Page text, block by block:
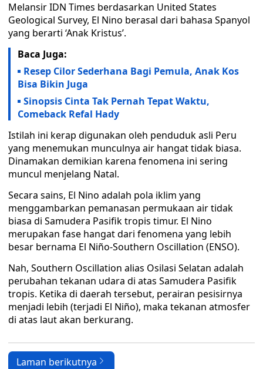
Melansir IDN Times berdasarkan United States
Geological Survey, El Nino berasal dari bahasa Spanyol
yang berarti ‘Anak Kristus’.
Baca Juga:
Resep Cilor Sederhana Bagi Pemula, Anak Kos
Bisa Bikin Juga
Sinopsis Cinta Tak Pernah Tepat Waktu,
Comeback Refal Hady
Istilah ini kerap digunakan oleh penduduk asli Peru
yang menemukan munculnya air hangat tidak biasa.
Dinamakan demikian karena fenomena ini sering
muncul menjelang Natal.
Secara sains, El Nino adalah pola iklim yang
menggambarkan pemanasan permukaan air tidak
biasa di Samudera Pasifik tropis timur. El Nino
merupakan fase hangat dari fenomena yang lebih
besar bernama El Niño-Southern Oscillation (ENSO).
Nah, Southern Oscillation alias Osilasi Selatan adalah
perubahan tekanan udara di atas Samudera Pasifik
tropis. Ketika di daerah tersebut, perairan pesisirnya
menjadi lebih (terjadi El Niño), maka tekanan atmosfer
di atas laut akan berkurang.
Laman berikutnya